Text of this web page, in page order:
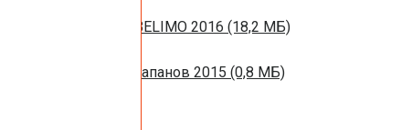
ЗАСЛОНОК BELIMO 2016 (18,2 МБ)
клапанов 2015 (0,8 МБ)